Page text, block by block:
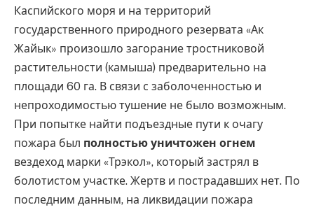
Каспийского моря и на территорий
государственного природного резервата «Ак
Жайык» произошло загорание тростниковой
растительности (камыша) предварительно на
площади 60 га. В связи с заболоченностью и
непроходимостью тушение не было возможным.
При попытке найти подъездные пути к очагу
пожара был полностью уничтожен огнем
вездеход марки «Трэкол», который застрял в
болотистом участке. Жертв и пострадавших нет. По
последним данным, на ликвидации пожара